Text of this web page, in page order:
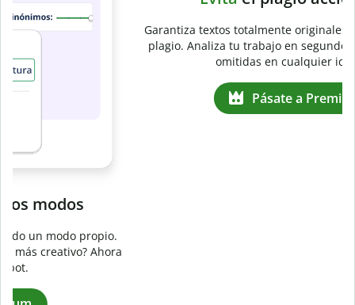
Evita
Garantiza textos totalmente originales con el detector de
plagio. Analiza tu trabajo en segundos e identifica citas